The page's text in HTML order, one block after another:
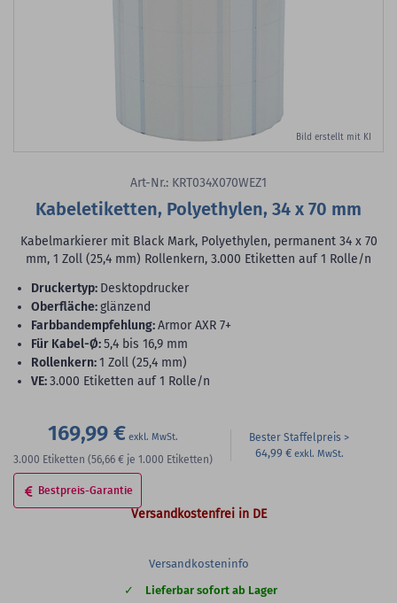
Bild erstellt mit KI
Art-Nr.: KRT034X070WEZ1
Kabeletiketten, Polyethylen, 34 x 70 mm
Kabelmarkierer mit Black Mark, Polyethylen, permanent 34 x 70
mm, 1 Zoll (25,4 mm) Rollenkern, 3.000 Etiketten auf 1 Rolle/n
Druckertyp: Desktopdrucker
Oberfläche:glänzend
Farbbandempfehlung:Armor AXR 7+
für Kabel-Ø:5,4 bis 16,9 mm
Rollenkern:1 Zoll (25,4 mm)
VE:3.000 Etiketten auf 1 Rolle/n
169,99 €
3.000 Etiketten (56,66 € je 1.000 Etiketten)
Bester Staffelpreis
64,99 €
Bestpreis-Garantie
Versandkostenfrei in DE
Versandkosteninfo
Lieferbar sofort ab Lager